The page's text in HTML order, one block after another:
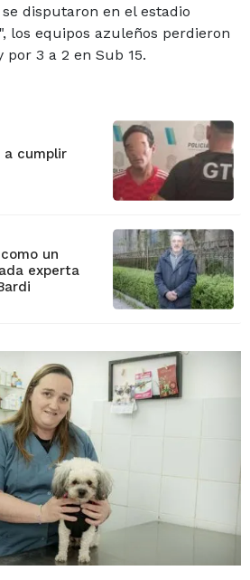
disputaron en el estadio
los equipos azuleños perdieron
por 3 a 2 en Sub 15.
a cumplir
un
experta